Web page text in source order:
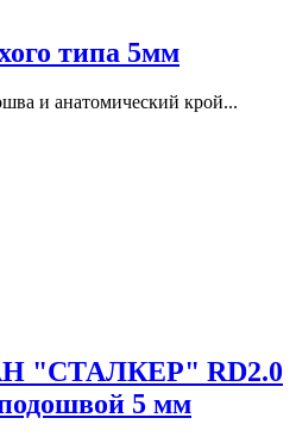
типа 5мм
и анатомический крой...
"СТАЛКЕР" RD2.0
5 мм